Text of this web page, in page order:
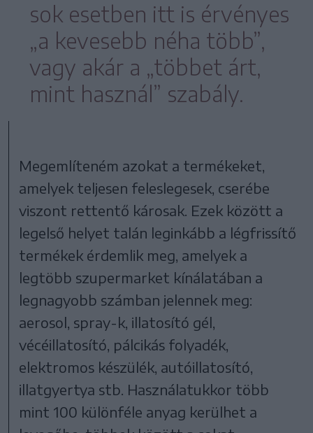
sok esetben itt is érvényes
„a kevesebb néha több”,
vagy akár a „többet árt,
mint használ” szabály.
Megemlíteném azokat a termékeket,
amelyek teljesen feleslegesek, cserébe
viszont rettentő károsak. Ezek között a
legelső helyet talán leginkább a légfrissítő
termékek érdemlik meg, amelyek a
legtöbb szupermarket kínálatában a
legnagyobb számban jelennek meg:
aerosol, spray-k, illatosító gél,
vécéillatosító, pálcikás folyadék,
elektromos készülék, autóillatosító,
illatgyertya stb. Használatukkor több
mint 100 különféle anyag kerülhet a